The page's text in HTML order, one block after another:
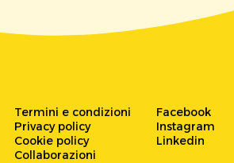
Termini e condizioni
Privacy policy
Cookie policy
Collaborazioni
Facebook
Instagram
Linkedin